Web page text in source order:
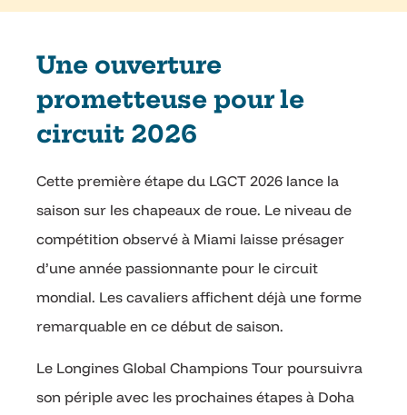
Une ouverture
prometteuse pour le
circuit 2026
Cette première étape du LGCT 2026 lance la
saison sur les chapeaux de roue. Le niveau de
compétition observé à Miami laisse présager
d’une année passionnante pour le circuit
mondial. Les cavaliers affichent déjà une forme
remarquable en ce début de saison.
Le Longines Global Champions Tour poursuivra
son périple avec les prochaines étapes à Doha